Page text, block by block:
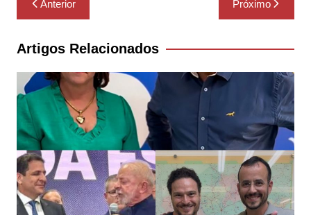
de
Post
Anterior Próximo
Artigos Relacionados